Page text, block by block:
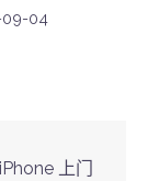
09-04
上门